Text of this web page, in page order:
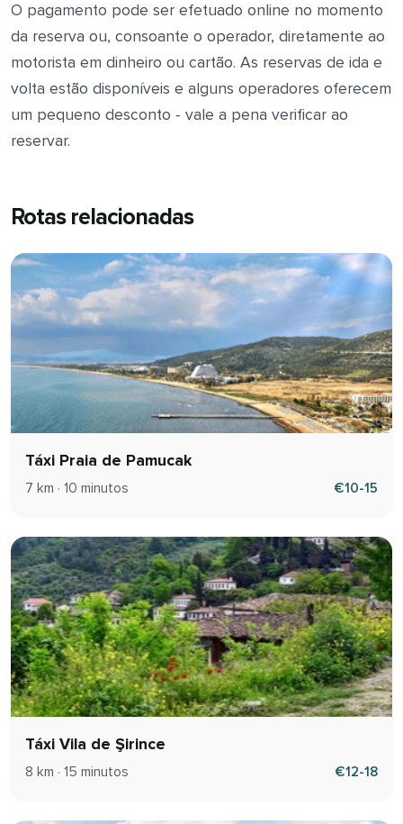
O pagamento pode ser efetuado online no momento
da reserva ou, consoante o operador, diretamente ao
motorista em dinheiro ou cartão. As reservas de ida e
volta estão disponíveis e alguns operadores oferecem
um pequeno desconto - vale a pena verificar ao
reservar.
Rotas relacionadas
Táxi Praia de Pamucak
7 km · 10 minutos €10-15
Táxi Vila de Şirince
8 km · 15 minutos €12-18